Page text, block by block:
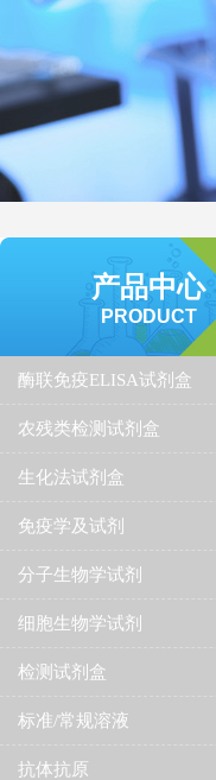
产品中心
PRODUCT
酶联免疫ELISA试剂盒
农残类检测试剂盒
生化法试剂盒
免疫学及试剂
分子生物学试剂
细胞生物学试剂
检测试剂盒
标准/常规溶液
抗体抗原